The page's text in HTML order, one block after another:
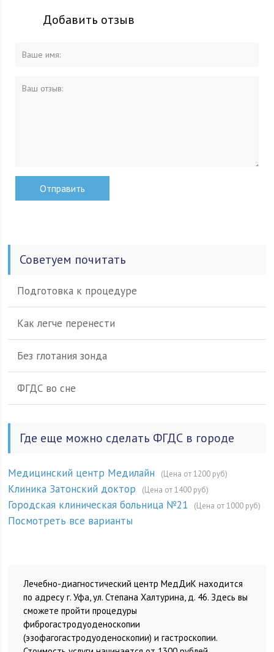
Добавить отзыв
Советуем почитать
Подготовка к процедуре
Как легче перенести
Без глотания зонда
ФГДС во сне
Где еще можно сделать ФГДС в городе
Медицинский центр Медилайн (Цена от 1200 руб)
Клиника Затонский доктор (Цена от 1400 руб)
Городская клиническая больница №21 (Цена от 1000 руб)
Посмотреть все варианты
Лечебно-диагностический центр МедДиК находится
по адресу г. Уфа, ул. Степана Халтурина, д. 46. Здесь вы
сможете пройти процедуры
фиброгастродуоденоскопии
(эзофагогастродуоденоскопии) и гастроскопии.